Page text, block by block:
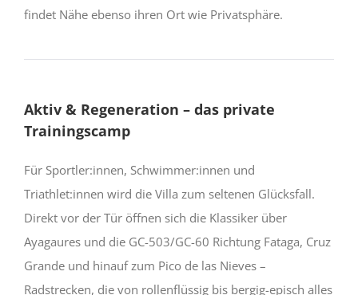
findet Nähe ebenso ihren Ort wie Privatsphäre.
Aktiv & Regeneration – das private
Trainingscamp
Für Sportler:innen, Schwimmer:innen und
Triathlet:innen wird die Villa zum seltenen Glücksfall.
Direkt vor der Tür öffnen sich die Klassiker über
Ayagaures und die GC-503/GC-60 Richtung Fataga, Cruz
Grande und hinauf zum Pico de las Nieves –
Radstrecken, die von rollenflüssig bis bergig-episch alles